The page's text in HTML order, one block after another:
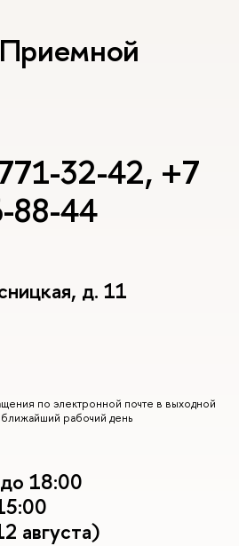
32-42, +7
88-44
д. 11
по электронной почте в выходной
рабочий день
18:00
августа)